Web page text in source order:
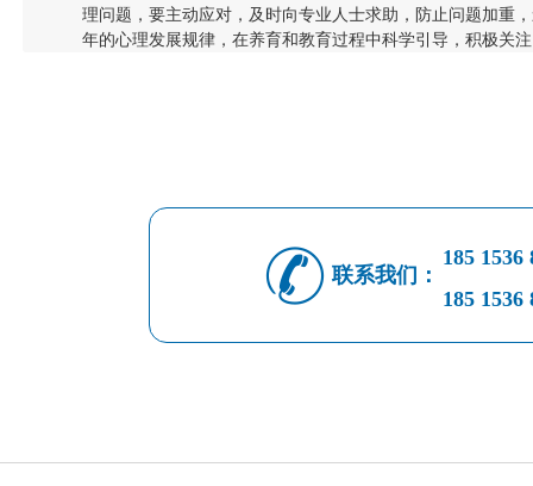
理问题，要主动应对，及时向专业人士求助，防止问题加重
年的心理发展规律，在养育和教育过程中科学引导，积极关
联系我们：
185 1536
185 1536